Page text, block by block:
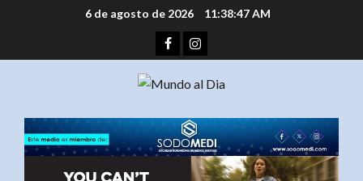
6 de agosto de 2026 11:38:47 AM
FacebookInstagram